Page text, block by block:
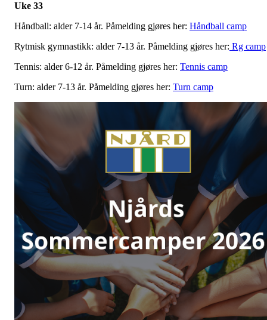
Uke 33
Håndball: alder 7-14 år. Påmelding gjøres her: Håndball camp
Rytmisk gymnastikk: alder 7-13 år. Påmelding gjøres her: Rg camp
Tennis: alder 6-12 år. Påmelding gjøres her: Tennis camp
Turn: alder 7-13 år. Påmelding gjøres her: Turn camp